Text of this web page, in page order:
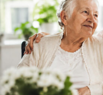
Stationäre Pflege
Stellenangebote
Kontakt